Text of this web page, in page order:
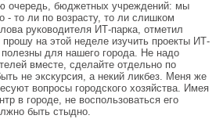
очередь, бюджетных учреждений: мы
- то ли по возрасту, то ли слишком
руководителя ИТ-парка, отметил
на этой неделе изучить проекты ИТ-
для нашего города. Не надо
вместе, сделайте отдельно по
не экскурсия, а некий ликбез. Меня же
вопросы городского хозяйства. Имея
в городе, не воспользоваться его
быть стыдно.